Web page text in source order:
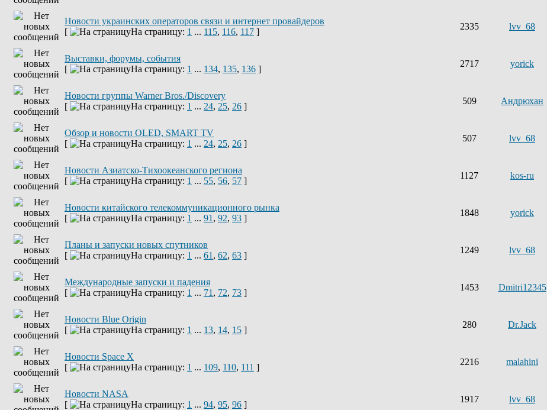
Новости украинских операторов связи и интернет провайдеров
[
На страницу: 1 ... 115, 116, 117 ]
2335 lvv_68
Выставки, форумы, события
[
На страницу: 1 ... 134, 135, 136 ]
2717 yorick
Новости группы Warner Bros./Discovery
[
На страницу: 1 ... 24, 25, 26 ]
509 Андрюхан
Обзор и новости OLED, SMART TV
[
На страницу: 1 ... 24, 25, 26 ]
507 lvv_68
Новости Азиатско-Тихоокеанского региона
[
На страницу: 1 ... 55, 56, 57 ]
1127 kos-ru
Новости китайского телекоммуникационного рынка
[
На страницу: 1 ... 91 , 92, 93 ]
1848 yorick
Планы и запуски новых спутников
[
На страницу: 1 ... 61 , 62, 63 ]
1249 lvv_68
Международные запуски и падения
[
На страницу: 1 ... 71 , 72, 73 ]
1453 Dmitri12345
Новости Blue Origin
[
На страницу: 1 ... 13, 14, 15 ]
280 Dr.Jack
Новости Space X
[
На страницу: 1 ... 109, 110, 111 ]
2216 malahini
Новости NASA
[
На страницу: 1 ... 94, 95, 96 ]
1917 lvv_68